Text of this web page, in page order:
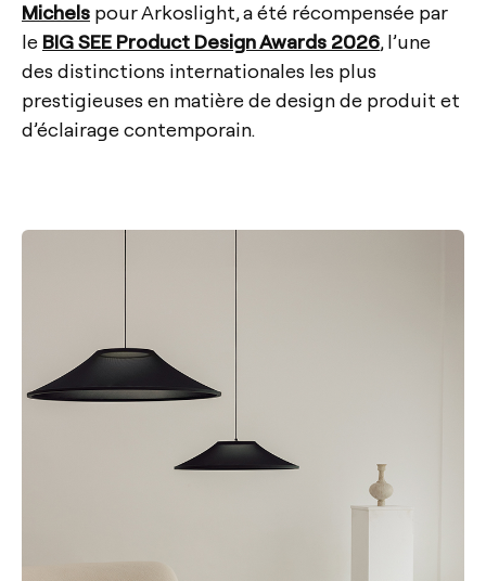
Michels pour Arkoslight, a été récompensée par
le BIG SEE Product Design Awards 2026, l’une
des distinctions internationales les plus
prestigieuses en matière de design de produit et
d’éclairage contemporain.